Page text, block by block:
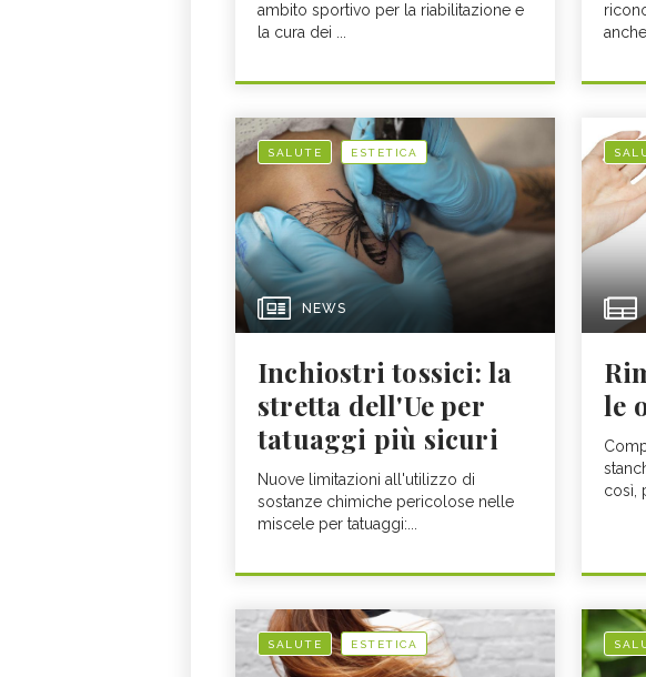
ambito sportivo per la riabilitazione e
la cura dei ...
SALUTE ESTETICA
NEWS
Inchiostri tossici: la
stretta dell'Ue per
tatuaggi più sicuri
Nuove limitazioni all'utilizzo di
sostanze chimiche pericolose nelle
miscele per tatuaggi:...
le
così,
SALUTE ESTETICA